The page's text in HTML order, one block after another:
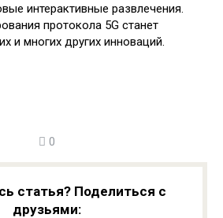
интерактивные развлечения.
протокола 5G станет
и многих других инноваций.
0
статья? Поделиться с
друзьями: